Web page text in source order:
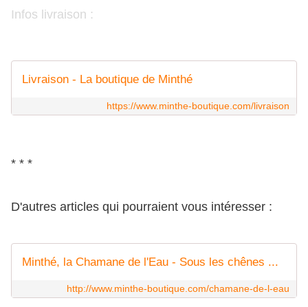
Infos livraison :
Livraison - La boutique de Minthé
https://www.minthe-boutique.com/livraison
* * *
D'autres articles qui pourraient vous intéresser :
Minthé, la Chamane de l'Eau - Sous les chênes ...
http://www.minthe-boutique.com/chamane-de-l-eau